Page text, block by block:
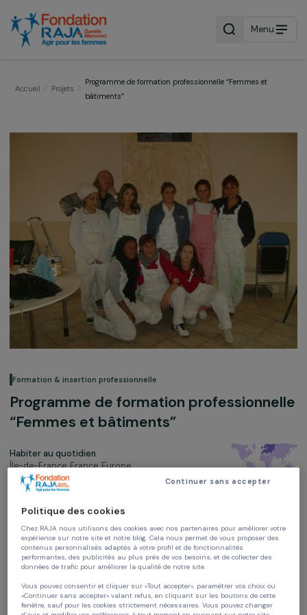
Menu
Formation & insertion professionnelle
Programme de formation
“Femmes et bâtiments”
Habiter au quotidien
Île-de-France, France,Europe
Soutenu en 2008, 2009, 2011 et 2012
Politique des cookies
Chez RAJA nous utilisons des cookies avec nos partenaires pour améliorer
expérience sur notre site et notre blog. Cela nous permet de vous proposer
contenus personnalisés adaptés à votre profil et de fonctionnalités
Continuer sans accepter